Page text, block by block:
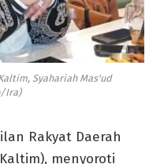
Syahariah Mas'ud
Ira)
Rakyat Daerah
menyoroti